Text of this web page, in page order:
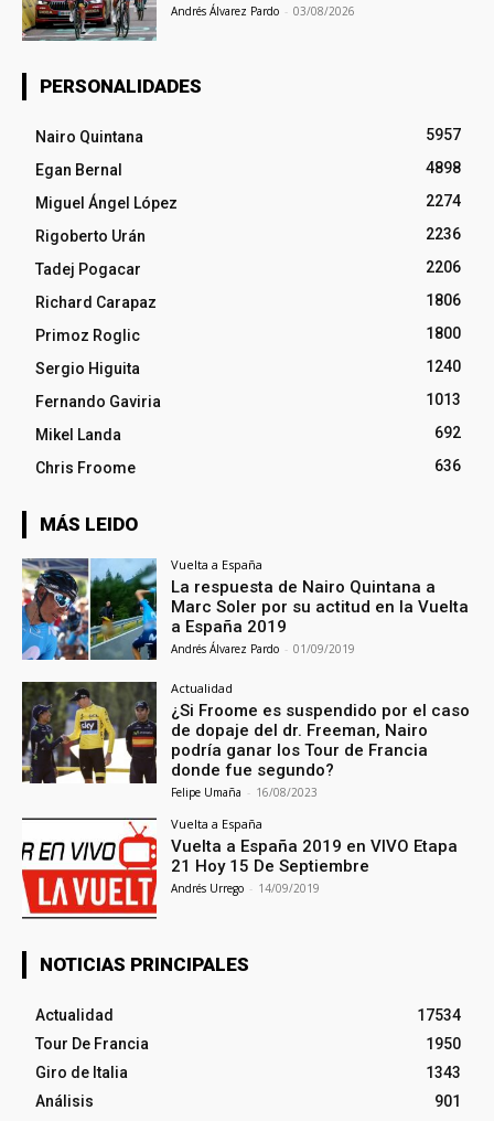
Andrés Álvarez Pardo - 03/08/2026
PERSONALIDADES
Nairo Quintana
5957
Egan Bernal
4898
Miguel Ángel López
2274
Rigoberto Urán
2236
Tadej Pogacar
2206
Richard Carapaz
1806
Primoz Roglic
1800
Sergio Higuita
1240
Fernando Gaviria
1013
Mikel Landa
692
Chris Froome
636
MÁS LEIDO
Vuelta a España
La respuesta de Nairo Quintana a
Marc Soler por su actitud en la Vuelta
a España 2019
Andrés Álvarez Pardo - 01/09/2019
Actualidad
¿Si Froome es suspendido por el caso
de dopaje del dr. Freeman, Nairo
podría ganar los Tour de Francia
donde fue segundo?
Felipe Umaña - 16/08/2023
Vuelta a España
Vuelta a España 2019 en VIVO Etapa
21 Hoy 15 De Septiembre
Andrés Urrego - 14/09/2019
NOTICIAS PRINCIPALES
Actualidad
17534
Tour De Francia
1950
Giro de Italia
1343
Análisis
901